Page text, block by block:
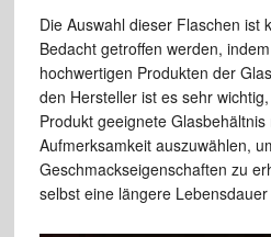
Die Auswahl dieser Flaschen ist
Bedacht getroffen werden,
hochwertigen Produkten der
den Hersteller ist es sehr
Produkt geeignete
Aufmerksamkeit auszuwählen,
Geschmackseigenschaften zu
selbst eine längere